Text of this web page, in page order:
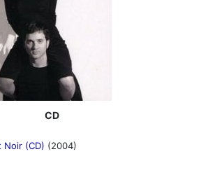
CD
Noir (CD) (2004)